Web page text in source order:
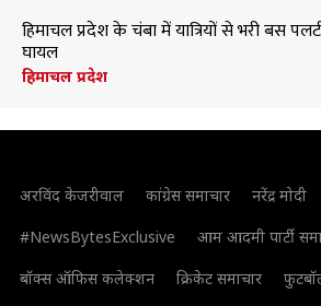
हिमाचल प्रदेश के चंबा में यात्रियों से भरी बस
घायल
हिमाचल प्रदेश
अरविंद केजरीवाल कांग्रेस समाचार नरेंद्र मोदी
#NewsBytesExclusive
आम आदमी पार्टी
बॉक्स ऑफिस कलेक्शन
क्रिकेट समाचार